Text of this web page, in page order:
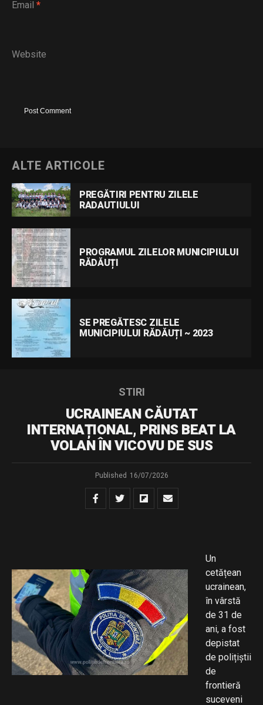
Email *
Website
ALTE ARTICOLE
PREGĂTIRI PENTRU ZILELE
RADAUTIULUI
PROGRAMUL ZILELOR MUNICIPIULUI
RĂDĂUȚI
SE PREGĂTESC ZILELE
MUNICIPIULUI RĂDĂUȚI ~ 2023
STIRI
UCRAINEAN CĂUTAT
INTERNAȚIONAL, PRINS BEAT LA
VOLAN ÎN VICOVU DE SUS
Published 16/07/2026
Un
cetățean
ucrainean,
în vârstă
de 31 de
ani, a fost
depistat
de polițiștii
de
frontieră
suceveni